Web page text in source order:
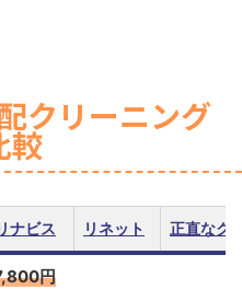
クリーニング
較
ナビス リネット 正直なク
円